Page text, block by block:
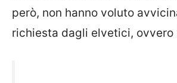
però, non hanno voluto
richiesta dagli elvetici, ovvero